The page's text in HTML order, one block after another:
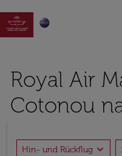

Royal Air
Cotonou
Hin- und Rückflug expand_more